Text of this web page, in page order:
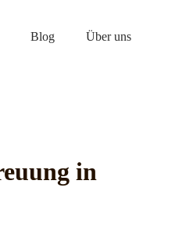
Blog Über uns
in